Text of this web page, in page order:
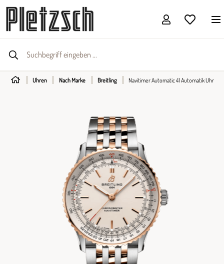
Uhren Nach Marke Breitling Navitimer Automatic 41 Automatik Uhr